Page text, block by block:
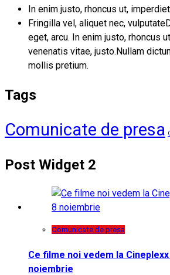
In enim justo, rhoncus ut,
Fringilla vel, aliquet nec,
eget, arcu. In enim justo, rhoncus
venenatis vitae, justo.Nullam
mollis pretium.
Tags
Comunicate de presa
Post Widget 2
Comunicate de presa
Ce filme noi vedem la
noiembrie